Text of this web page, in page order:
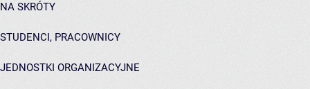
NA SKRÓTY
STUDENCI, PRACOWNICY
JEDNOSTKI ORGANIZACYJNE